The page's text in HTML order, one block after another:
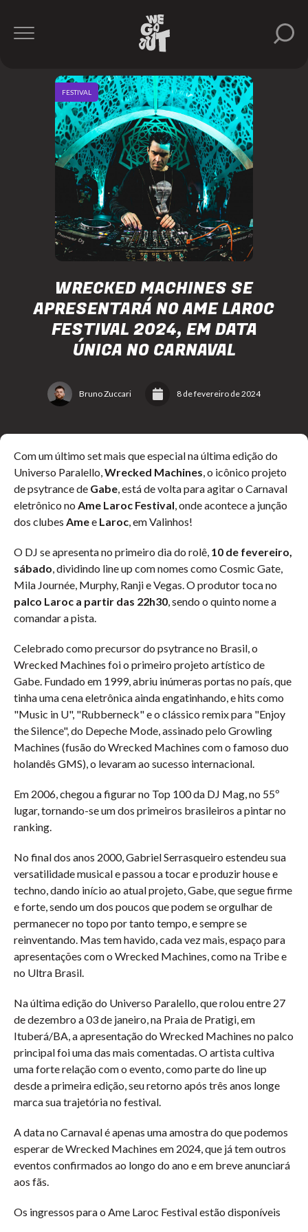
WRECKED MACHINES SE
APRESENTARÁ NO AME LAROC
FESTIVAL 2024, EM DATA
ÚNICA NO CARNAVAL
Bruno Zuccari 8 de fevereiro de 2024
FESTIVAL
Com um último set mais que especial na última edição do
Universo Paralello,Wrecked Machines, o icônico projeto
de psytrance de Gabe, está de volta para agitar o Carnaval
eletrônico no Ame Laroc Festival, onde acontece a junção
dos clubes Amee Laroc, em Valinhos!
O DJ se apresenta no primeiro dia do rolê, 10 de fevereiro,
sábado, dividindo line up com nomes como Cosmic Gate,
Mila Journée, Murphy, Ranji e Vegas. O produtor toca no
palco Laroc a partir das 22h30, sendo o quinto nome a
comandar a pista.
Celebrado como precursor do psytrance no Brasil, o
Wrecked Machines foi o primeiro projeto artístico de
Gabe. Fundado em 1999, abriu inúmeras portas no país, que
tinha uma cena eletrônica ainda engatinhando, e hits como
"Music in U", "Rubberneck" e o clássico remix para "Enjoy
the Silence", do Depeche Mode, assinado pelo Growling
Machines (fusão do Wrecked Machines com o famoso duo
holandês GMS), o levaram ao sucesso internacional.
Em 2006, chegou a figurar no Top 100 da DJ Mag, no 55º
lugar, tornando-se um dos primeiros brasileiros a pintar no
ranking.
No final dos anos 2000, Gabriel Serrasqueiro estendeu sua
versatilidade musical e passou a tocar e produzir house e
techno, dando início ao atual projeto, Gabe, que segue firme
e forte, sendo um dos poucos que podem se orgulhar de
permanecer no topo por tanto tempo, e sempre se
reinventando. Mas tem havido, cada vez mais, espaço para
apresentações com o Wrecked Machines, como na Tribe e
no Ultra Brasil.
Na última edição do Universo Paralello, que rolou entre 27
de dezembro a 03 de janeiro, na Praia de Pratigi, em
Ituberá/BA, a apresentação do Wrecked Machines no palco
principal foi uma das mais comentadas. O artista cultiva
uma forte relação com o evento, como parte do line up
desde a primeira edição, seu retorno após três anos longe
marca sua trajetória no festival.
A data no Carnaval é apenas uma amostra do que podemos
esperar de Wrecked Machines em 2024, que já tem outros
eventos confirmados ao longo do ano e em breve anunciará
aos fãs.
Os ingressos para o Ame Laroc Festival estão disponíveis